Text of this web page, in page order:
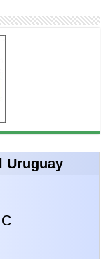
Uruguay
C